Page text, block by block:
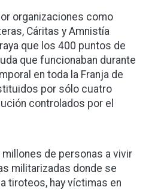
organizaciones como
Cáritas y Amnistía
que los 400 puntos de
que funcionaban durante
en toda la Franja de
por sólo cuatro
controlados por el
millones de personas a vivir
militarizadas donde se
tiroteos, hay víctimas en